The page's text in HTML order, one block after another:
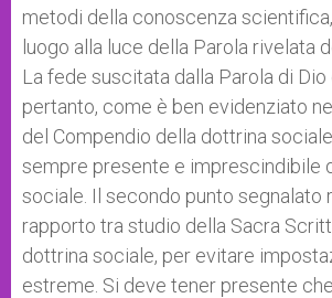
metodi della conoscenza
luogo alla luce della Parola rivelata
La fede suscitata dalla Parola di
pertanto, come è ben evidenziato
del Compendio della dottrina
sempre presente e imprescindibile
sociale. Il secondo punto segnalato
rapporto tra studio della Sacra
dottrina sociale, per evitare
estreme. Si deve tener presente